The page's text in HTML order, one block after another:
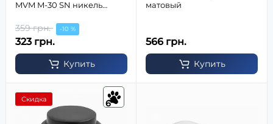
MVM M-30 SN никель
359 грн. -10 %
323 грн.
Купить
матовый
566 грн.
Купить
6
Скидка